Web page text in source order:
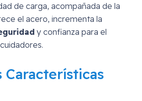
de carga, acompañada de la
el acero, incrementa la
y confianza para el
Características